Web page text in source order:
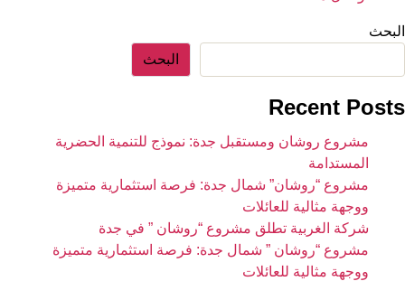
البحث
البحث
Recent Posts
مشروع روشان ومستقبل جدة: نموذج للتنمية الحضرية
المستدامة
مشروع “روشان” شمال جدة: فرصة استثمارية متميزة
ووجهة مثالية للعائلات
شركة الغربية تطلق مشروع “روشان ” في جدة
مشروع “روشان ” شمال جدة: فرصة استثمارية متميزة
ووجهة مثالية للعائلات